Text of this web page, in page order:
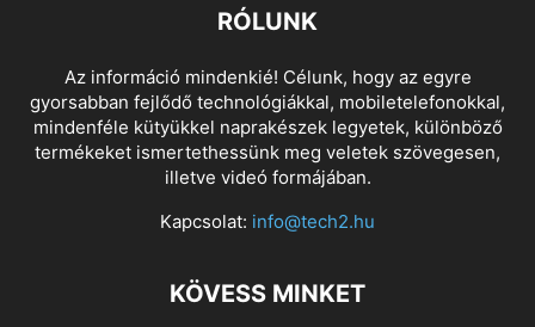
RÓLUNK
Az információ mindenkié! Célunk, hogy az egyre
gyorsabban fejlődő technológiákkal, mobiletelefonokkal,
mindenféle kütyükkel naprakészek legyetek, különböző
termékeket ismertethessünk meg veletek szövegesen,
illetve videó formájában.
Kapcsolat: info@tech2.hu
KÖVESS MINKET